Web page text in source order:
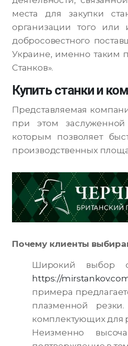
места для закупки
организации того или
добросовестного
Украине, именно таким
Станков».
Купить станки и
Представляемая
при этом заслуженной
которым позволяет
производственных
Почему клиенты
Широкий выбор
https://
примера
плазменной
комплектующих для
Неизменно